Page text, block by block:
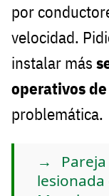
por
velocidad.
instalar más
operativos
problemática.
lesionada